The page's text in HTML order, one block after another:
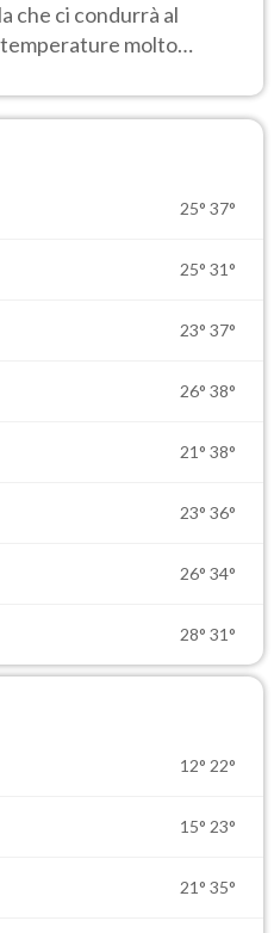
che ci condurrà al
molto
25° 37°
25° 31°
23° 37°
26° 38°
21° 38°
23° 36°
26° 34°
28° 31°
12° 22°
15° 23°
21° 35°